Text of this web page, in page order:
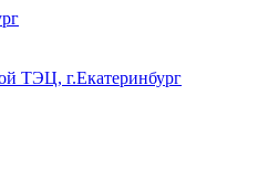
ТЭЦ, г.Екатеринбург